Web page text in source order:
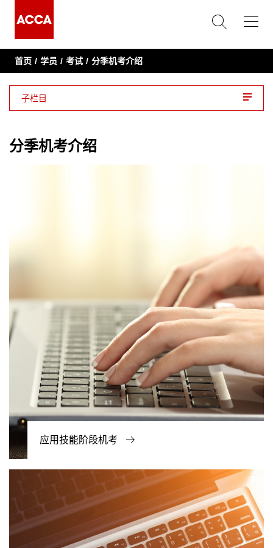
首页 学员 考试 分季机考介绍
子栏目
战略专业机考
分季机考介绍
应用技能阶段机考